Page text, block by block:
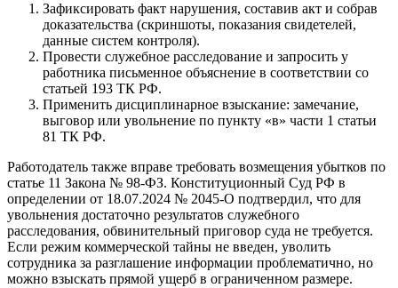
Зафиксировать факт нарушения, составив акт и собрав
доказательства (скриншоты, показания свидетелей,
данные систем контроля).
Провести служебное расследование и запросить у
работника письменное объяснение в соответствии со
статьей 193 ТК РФ.
Применить дисциплинарное взыскание: замечание,
выговор или увольнение по пункту «в» части 1 статьи
81 ТК РФ.
Работодатель также вправе требовать возмещения убытков по
статье 11 Закона № 98-ФЗ. Конституционный Суд РФ в
определении от 18.07.2024 № 2045-О подтвердил, что для
увольнения достаточно результатов служебного
расследования, обвинительный приговор суда не требуется.
Если режим коммерческой тайны не введен, уволить
сотрудника за разглашение информации проблематично, но
можно взыскать прямой ущерб в ограниченном размере.